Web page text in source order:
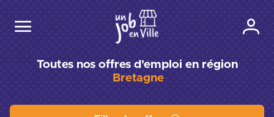
Toutes nos offres d'emploi en région
Bretagne